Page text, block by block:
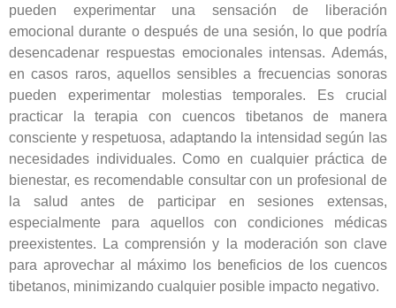
pueden experimentar una sensación de liberación
emocional durante o después de una sesión, lo que podría
desencadenar respuestas emocionales intensas. Además,
en casos raros, aquellos sensibles a frecuencias sonoras
pueden experimentar molestias temporales. Es crucial
practicar la terapia con cuencos tibetanos de manera
consciente y respetuosa, adaptando la intensidad según las
necesidades individuales. Como en cualquier práctica de
bienestar, es recomendable consultar con un profesional de
la salud antes de participar en sesiones extensas,
especialmente para aquellos con condiciones médicas
preexistentes. La comprensión y la moderación son clave
para aprovechar al máximo los beneficios de los cuencos
tibetanos, minimizando cualquier posible impacto negativo.